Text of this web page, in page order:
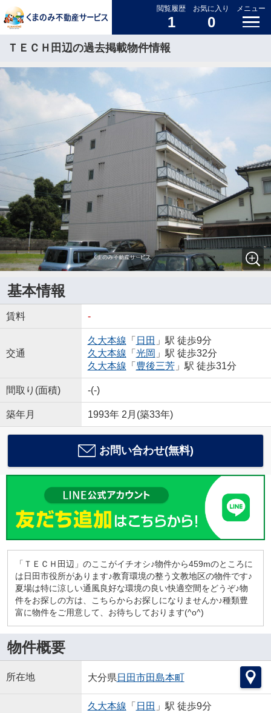
閲覧履歴
1
お気に入り
0
メニュー
ＴＥＣＨ田辺の過去掲載物件情報
基本情報
賃料 -
交通
久大本線 「 日田 」駅 徒歩9分
久大本線 「 光岡 」駅 徒歩32分
久大本線 「 豊後三芳」駅 徒歩31分
間取り(面積) -(-)
築年月 1993年 2月(築33年)
お問い合わせ(無料)
「ＴＥＣＨ田辺」のここがイチオシ♪物件から459mのところに
は日田市役所があります♪教育環境の整う文教地区の物件です♪
夏場は特に涼しい通風良好な環境の良い快適空間をどうぞ♪物
件をお探しの方は、こちらからお探しになりませんか♪種類豊
富に物件をご用意して、お待ちしております(^o^)
物件概要
所在地 大分県 日田市田島本町
久大本線 「 日田 」駅 徒歩9分